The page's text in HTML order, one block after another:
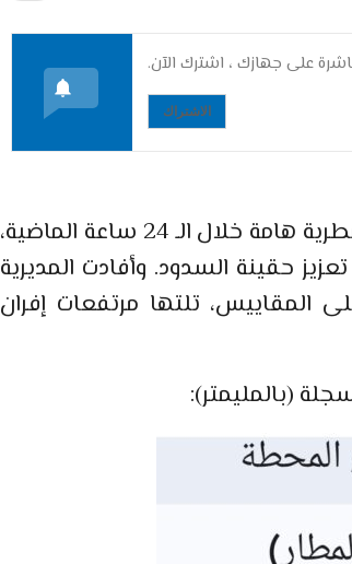
على جهازك ، اشترك الآن.
الاشتراك
شهدت عدة مناطق بالمملكة المغربية تساقطات مطرية هامة خلال الـ 24 ساعة الماضية،
حقينة السدود. وأفادت المديرية
المقاييس، تلتها مرتفعات إفران
(بالمليمتر):